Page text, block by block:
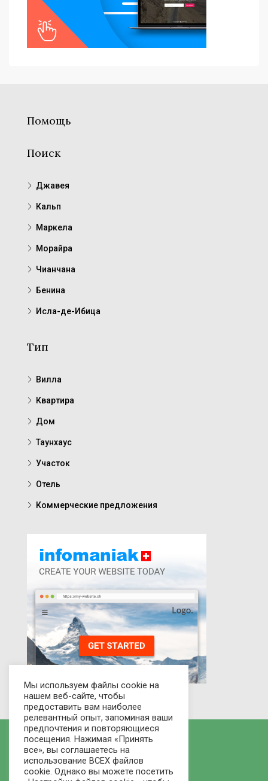
Помощь
Поиск
Джавея
Кальп
Маркела
Морайра
Чианчана
Бенина
Исла-де-Ибица
Тип
Вилла
Квартира
Дом
Таунхаус
Участок
Отель
Коммерческие предложения
Мы используем файлы cookie на
нашем веб-сайте, чтобы
предоставить вам наиболее
релевантный опыт, запоминая ваши
предпочтения и повторяющиеся
посещения. Нажимая «Принять
все», вы соглашаетесь на
использование ВСЕХ файлов
cookie. Однако вы можете посетить